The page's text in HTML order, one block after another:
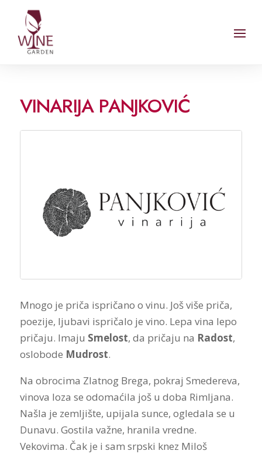
VINARIJA PANJKOVIĆ
Mnogo je priča ispričano o vinu. Još više priča,
poezije, ljubavi ispričalo je vino. Lepa vina lepo
pričaju. Imaju Smelost, da pričaju na Radost,
oslobode Mudrost.
Na obrocima Zlatnog Brega, pokraj Smedereva,
vinova loza se odomaćila još u doba Rimljana.
Našla je zemljište, upijala sunce, ogledala se u
Dunavu. Gostila važne, hranila vredne.
Vekovima. Čak je i sam srpski knez Miloš